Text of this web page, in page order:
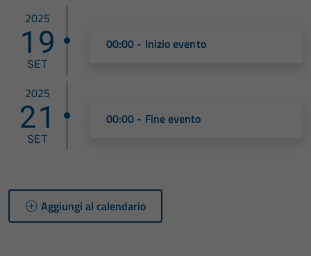
2025
19
SET
00:00 - Inizio evento
2025
21
SET
00:00 - Fine evento
Aggiungi al calendario